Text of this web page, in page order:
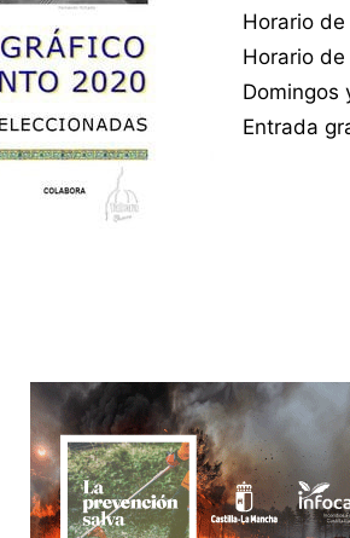
Horario
Horario
Domingos
Entrada